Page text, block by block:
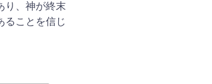
り、神が終末
ることを信じ